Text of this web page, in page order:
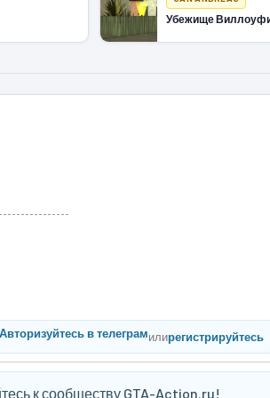
Убежище
Авторизуйтесь в телеграмилирегистрируйтесь
к сообществу GTA-Action.ru!